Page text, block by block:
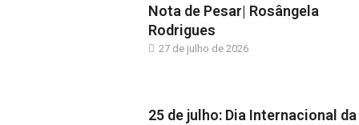
Nota de Pesar| Rosângela
Rodrigues
27 de julho de 2026
25 de julho: Dia Internacional da